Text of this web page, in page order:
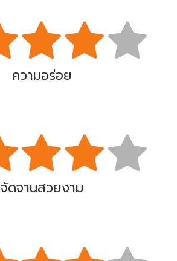
ความอร่อย
จัดจานสวยงาม